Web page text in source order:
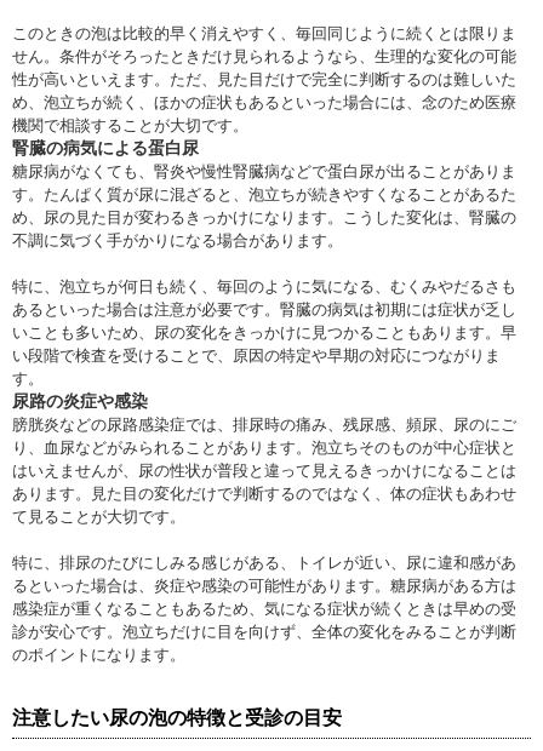
このときの泡は比較的早く消えやすく、毎回同じように続くとは限りま
せん。条件がそろったときだけ見られるようなら、生理的な変化の可能
性が高いといえます。ただ、見た目だけで完全に判断するのは難しいた
め、泡立ちが続く、ほかの症状もあるといった場合には、念のため医療
機関で相談することが大切です。
腎臓の病気による蛋白尿
糖尿病がなくても、腎炎や慢性腎臓病などで蛋白尿が出ることがありま
す。たんぱく質が尿に混ざると、泡立ちが続きやすくなることがあるた
め、尿の見た目が変わるきっかけになります。こうした変化は、腎臓の
不調に気づく手がかりになる場合があります。
特に、泡立ちが何日も続く、毎回のように気になる、むくみやだるさも
あるといった場合は注意が必要です。腎臓の病気は初期には症状が乏し
いことも多いため、尿の変化をきっかけに見つかることもあります。早
い段階で検査を受けることで、原因の特定や早期の対応につながりま
す。
尿路の炎症や感染
膀胱炎などの尿路感染症では、排尿時の痛み、残尿感、頻尿、尿のにご
り、血尿などがみられることがあります。泡立ちそのものが中心症状と
はいえませんが、尿の性状が普段と違って見えるきっかけになることは
あります。見た目の変化だけで判断するのではなく、体の症状もあわせ
て見ることが大切です。
特に、排尿のたびにしみる感じがある、トイレが近い、尿に違和感があ
るといった場合は、炎症や感染の可能性があります。糖尿病がある方は
感染症が重くなることもあるため、気になる症状が続くときは早めの受
診が安心です。泡立ちだけに目を向けず、全体の変化をみることが判断
のポイントになります。
注意したい尿の泡の特徴と受診の目安